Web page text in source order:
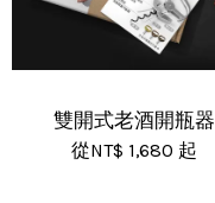
雙開式老酒開瓶器
從NT$ 1,680 起